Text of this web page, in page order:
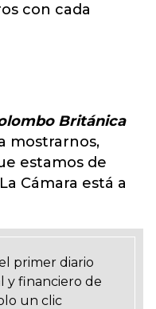
con cada
Británica
mostrarnos,
estamos de
Cámara está a
primer diario
y financiero de
un clic